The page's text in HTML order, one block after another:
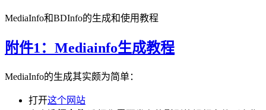
MediaInfo和BDInfo的生成和使用教程
附件1：Mediainfo生成教程
MediaInfo的生成其实颇为简单：
打开这个网站